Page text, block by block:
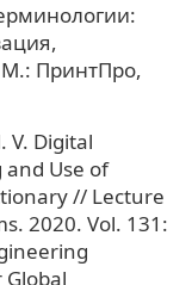
ПринтПро,
V. Digital
Use of
// Lecture
2020. Vol. 131: